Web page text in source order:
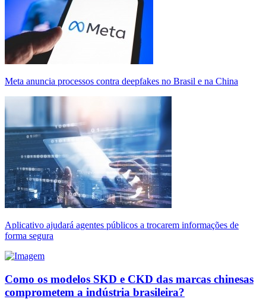
Meta anuncia processos contra deepfakes no Brasil e na China
Aplicativo ajudará agentes públicos a trocarem informações de
forma segura
Como os modelos SKD e CKD das marcas chinesas
comprometem a indústria brasileira?